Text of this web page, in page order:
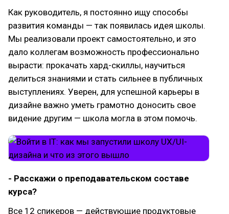
Как руководитель, я постоянно ищу способы
развития команды — так появилась идея школы.
Мы реализовали проект самостоятельно, и это
дало коллегам возможность профессионально
вырасти: прокачать хард-скиллы, научиться
делиться знаниями и стать сильнее в публичных
выступлениях. Уверен, для успешной карьеры в
дизайне важно уметь грамотно доносить свое
видение другим — школа могла в этом помочь.
- Расскажи о преподавательском составе
курса?
Все 12 спикеров — действующие продуктовые